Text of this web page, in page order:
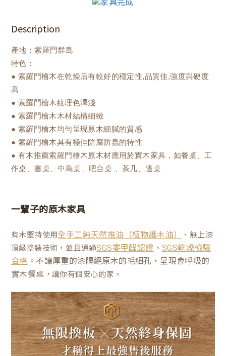
Description
產地：索羅門群島
特色：
● 索羅門檜木在乾燥后有較好的穩定性,品質佳,強度與硬度
高
● 索羅門檜木紋理色澤淺
● 索羅門檜木木材結構細緻
● 索羅門檜木均勻呈現原木細膩的質感
● 索羅門檜木具有極佳防腐防蟲的特性
● 有木推薦索羅門檜木原木材應用於實木家具，如餐桌、工
作桌、書桌、中島桌、吧台桌 、茶几、邊桌
一輩子的原木家具
有木堅持使用全手工純天然推油（植物護木油）
、無上漆
頂級塗裝技術，並且通過SGS零甲醛認證 、SGS乾燥檢驗
合格 。不讓厚重的漆隔絕原木的毛細孔，呈現會呼吸的
實木餐桌 ，讓你有個安心的家。